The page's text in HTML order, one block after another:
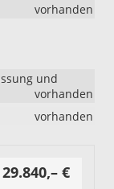
vorhanden
und
vorhanden
vorhanden
29.840,– €